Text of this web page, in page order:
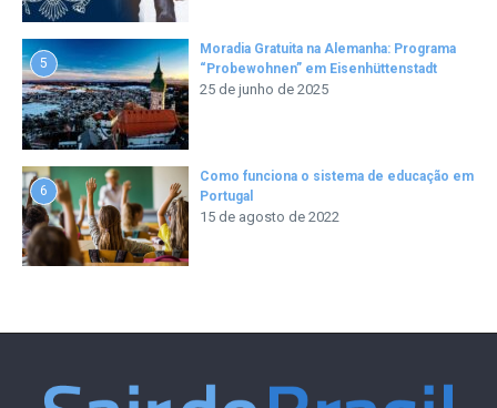
5
Moradia Gratuita na Alemanha: Programa
“Probewohnen” em Eisenhüttenstadt
25 de junho de 2025
6
Como funciona o sistema de educação em
Portugal
15 de agosto de 2022